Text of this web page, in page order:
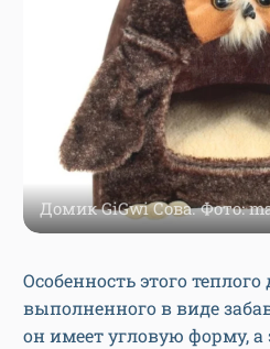
Домик GiGwi Сова. Фото:
Особенность этого
выполненного в виде
он имеет угловую форму, а